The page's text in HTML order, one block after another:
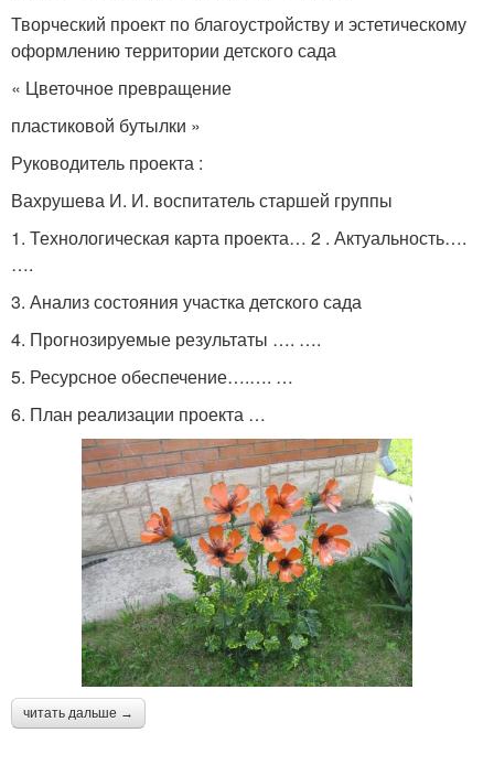
Творческий проект по благоустройству и эстетическому
оформлению территории детского сада
« Цветочное превращение
пластиковой бутылки »
Руководитель проекта :
Вахрушева И. И. воспитатель старшей группы
1. Технологическая карта проекта… 2 . Актуальность….
….
3. Анализ состояния участка детского сада
4. Прогнозируемые результаты …. ….
5. Ресурсное обеспечение….…. …
6. План реализации проекта …
читать дальше →